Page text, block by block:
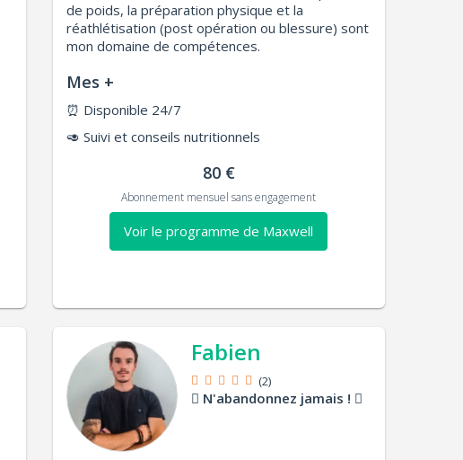
de poids, la préparation physique et la
réathlétisation (post opération ou blessure) sont
mon domaine de compétences.
Mes +
⏰ Disponible 24/7
🥑 Suivi et conseils nutritionnels
80 €
Abonnement mensuel sans engagement
Voir le programme de Maxwell
Fabien
(2)
N'abandonnez jamais !